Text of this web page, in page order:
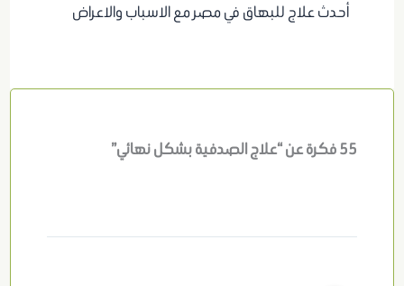
أحدث علاج للبهاق في مصر مع الاسباب والاعراض
55 فكرة عن “علاج الصدفية بشكل نهائي”